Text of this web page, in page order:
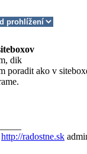
dik
poradit ako v
http://radostne.sk